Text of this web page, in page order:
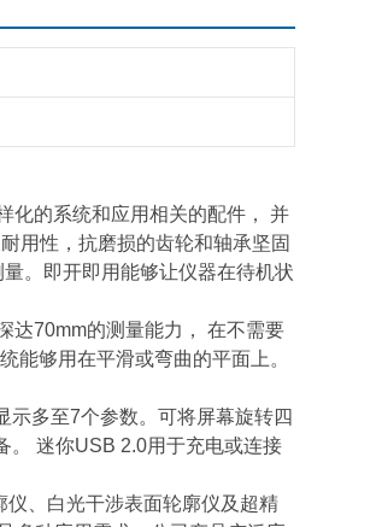
化的系统和应用相关的配件， 并
用性，抗磨损的齿轮和轴承坚固
。即开即用能够让仪器在待机状
达70mm的测量能力， 在不需要
能够用在平滑或弯曲的平面上。
示多至7个参数。可将屏幕旋转四
。 迷你USB 2.0用于充电或连接
、白光干涉表面轮廓仪及超精